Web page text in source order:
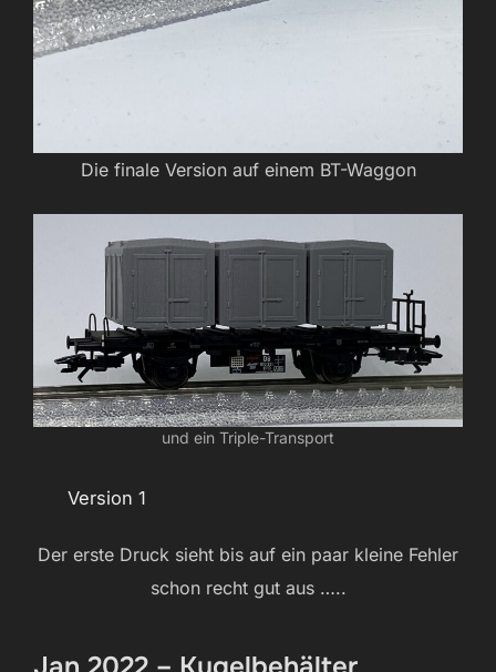
Die finale Version auf einem BT-Waggon
und ein Triple-Transport
Version 1
Der erste Druck sieht bis auf ein paar kleine Fehler
schon recht gut aus …..